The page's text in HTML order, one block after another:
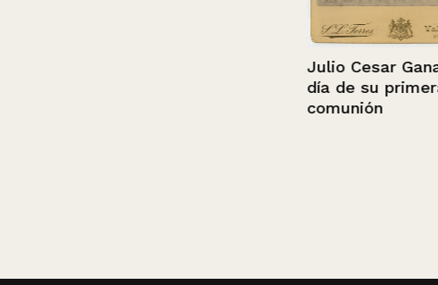
Julio Cesar Gana el
día de su primera
comunión